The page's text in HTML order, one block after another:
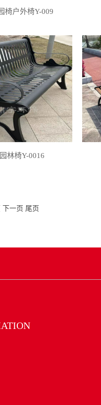
椅户外椅Y-009
林椅Y-0016
下一页 尾页